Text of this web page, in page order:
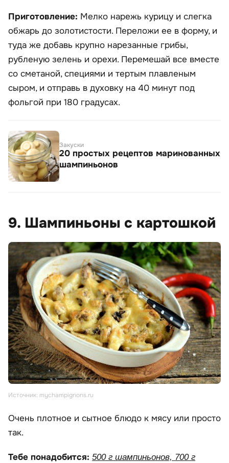
Приготовление: Мелко нарежь курицу и слегка
обжарь до золотистости. Переложи ее в форму, и
туда же добавь крупно нарезанные грибы,
рубленую зелень и орехи. Перемешай все вместе
со сметаной, специями и тертым плавленым
сыром, и отправь в духовку на 40 минут под
фольгой при 180 градусах.
Закуски
20 простых рецептов маринованных
шампиньонов
9. Шампиньоны с картошкой
Источник: mychampignons.ru
Очень плотное и сытное блюдо к мясу или просто
так.
Тебе понадобится: 500 г шампиньонов, 700 г